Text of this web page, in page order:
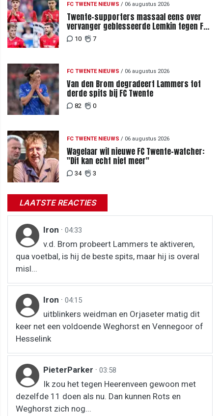
FC TWENTE NIEUWS / 06 augustus 2026
Twente-supporters massaal eens over
vervanger geblesseerde Lemkin tegen FC
DAC 04
10 7
FC TWENTE NIEUWS / 06 augustus 2026
Van den Brom degradeert Lammers tot
derde spits bij FC Twente
82 0
FC TWENTE NIEUWS / 06 augustus 2026
Wagelaar wil nieuwe FC Twente-watcher:
"Dit kan echt niet meer"
34 3
LAATSTE REACTIES
Iron · 04:33
v.d. Brom probeert Lammers te aktiveren,
qua voetbal, is hij de beste spits, maar hij is overal
misl...
Iron · 04:15
uitblinkers weidman en Orjaseter matig dit
keer net een voldoende Weghorst en Vennegoor of
Hesselink
PieterParker · 03:58
Ik zou het tegen Heerenveen gewoon met
dezelfde 11 doen als nu. Dan kunnen Rots en
Weghorst zich nog...